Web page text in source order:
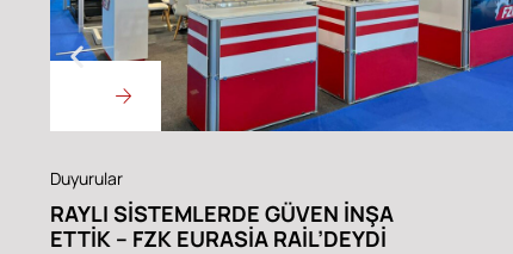
Duyurular
RAYLI SISTEMLERDE GÜVEN İNŞA
ETTIK – FZK EURASIA RAIL’DEYDI